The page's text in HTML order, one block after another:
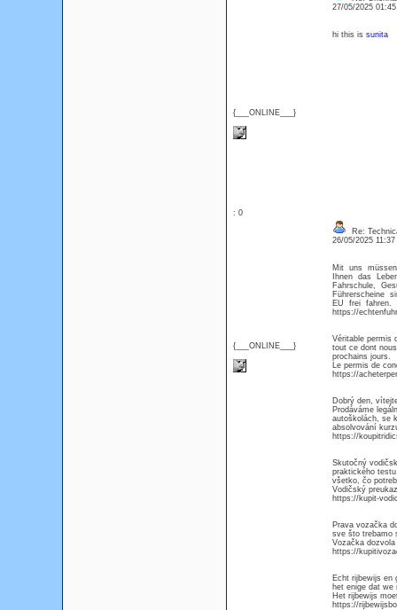
{___ONLINE___}
27/05/2025
hi this is sunita
: 0
{___ONLINE___}
Re:
26/05/2025
Mit uns
Ihnen das
Fahrschule,
Führerscheine
EU frei fahren.
https://
Véritable permis
tout ce dont
prochains jours.
Le permis de
https://
Dobrý den,
Prodáváme
autoškolách, se
absolvování
https://
Skutočný
praktického
všetko, čo
Vodičský
https://kupit-
Prava vozačka
sve što trebamo
Vozačka
https://
Echt rijbewijs en
het enige dat we
Het rijbewijs
https://